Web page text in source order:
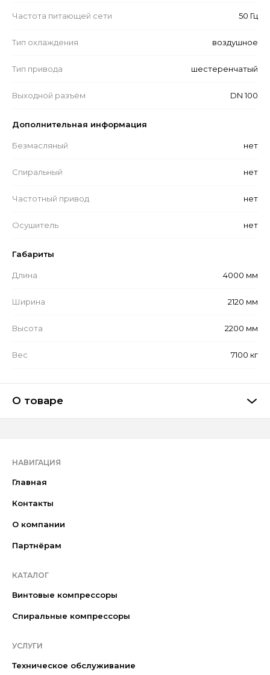
Частота питающей сети 50 Гц
Тип охлаждения воздушное
Тип привода шестеренчатый
Выходной разъём DN 100
Дополнительная информация
Безмасляный нет
Спиральный нет
Частотный привод нет
Осушитель нет
Габариты
Длина 4000 мм
Ширина 2120 мм
Высота 2200 мм
Вес 7100 кг
О товаре
НАВИГАЦИЯ
Главная
Контакты
О компании
Партнёрам
КАТАЛОГ
Винтовые компрессоры
Спиральные компрессоры
УСЛУГИ
Техническое обслуживание